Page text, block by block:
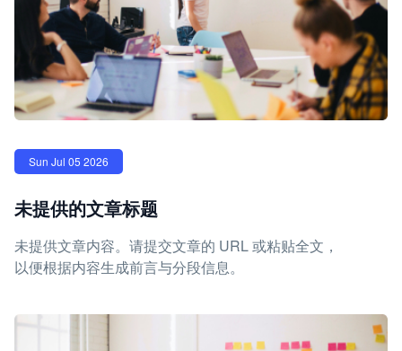
Sun Jul 05 2026
未提供的文章标题
未提供文章内容。请提交文章的 URL 或粘贴全文，
以便根据内容生成前言与分段信息。